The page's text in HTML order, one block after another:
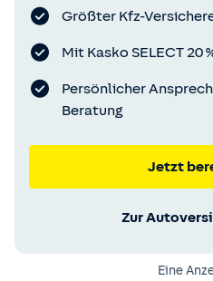
Größter Kfz-
Mit Kasko SELECT 20
Persönlicher
Beratung
Jetzt
Zur
Eine